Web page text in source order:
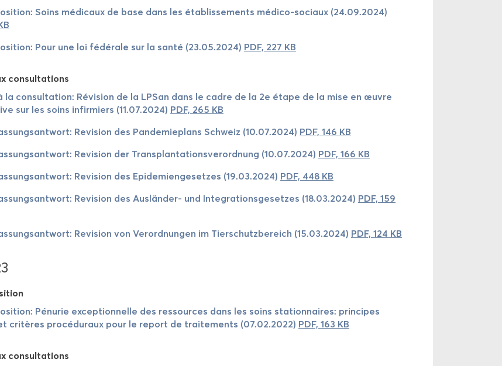
Soins mé­di­caux de base dans les éta­blis­se­ments médico-​sociaux (24.09.2024)
Pour une loi fé­dé­rale sur la santé (23.05.2024) PDF, 227 KB
consul­ta­tions
la consul­ta­tion: Ré­vi­sion de la LPSan dans le cadre de la 2e étape de la mise en œuvre
sur les soins in­fir­miers (11.07.2024) PDF, 265 KB
Re­vi­sion des Pan­de­mie­plans Schweiz (10.07.2024) PDF, 146 KB
Re­vi­sion der Trans­plan­ta­tions­ve­rord­nung (10.07.2024) PDF, 166 KB
Re­vi­sion des Epi­de­mien­ge­setzes (19.03.2024) PDF, 448 KB
Re­vi­sion des Ausländer-​ und In­te­gra­tions­ge­setzes (18.03.2024) PDF, 159
Re­vi­sion von Ve­rord­nun­gen im Tier­schutz­be­reich (15.03.2024) PDF, 124 KB
Pé­nu­rie ex­cep­tion­nelle des res­sources dans les soins sta­tion­naires: prin­cipes
cri­tères pro­cé­du­raux pour le re­port de trai­te­ments (07.02.2022) PDF, 163 KB
consul­ta­tions